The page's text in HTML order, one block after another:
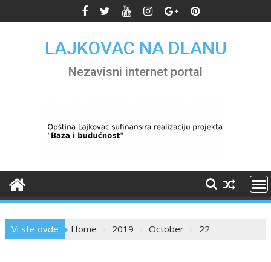
to
LAJKOVAC NA DLANU
Nezavisni internet portal
Vi ste ovde Home 2019 October 22